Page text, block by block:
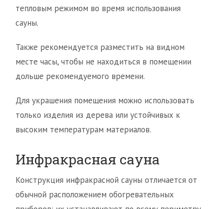
тепловым режимом во время использования
сауны.
Также рекомендуется разместить на видном
месте часы, чтобы не находиться в помещении
дольше рекомендуемого времени.
Для украшения помещения можно использовать
только изделия из дерева или устойчивых к
высоким температурам материалов.
Инфракрасная сауна
Конструкция инфракрасной сауны отличается от
обычной расположением обогревательных